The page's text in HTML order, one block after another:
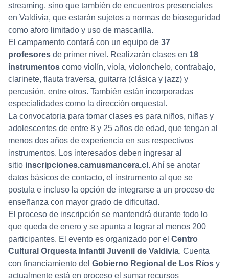
streaming, sino que también de encuentros presenciales
en Valdivia, que estarán sujetos a normas de bioseguridad
como aforo limitado y uso de mascarilla.
El campamento contará con un equipo de 37
profesores de primer nivel. Realizarán clases en 18
instrumentos como violín, viola, violonchelo, contrabajo,
clarinete, flauta traversa, guitarra (clásica y jazz) y
percusión, entre otros. También están incorporadas
especialidades como la dirección orquestal.
La convocatoria para tomar clases es para niños, niñas y
adolescentes de entre 8 y 25 años de edad, que tengan al
menos dos años de experiencia en sus respectivos
instrumentos. Los interesados deben ingresar al
sitio inscripciones.camusmancera.cl . Ahí se anotar
datos básicos de contacto, el instrumento al que se
postula e incluso la opción de integrarse a un proceso de
enseñanza con mayor grado de dificultad.
El proceso de inscripción se mantendrá durante todo lo
que queda de enero y se apunta a lograr al menos 200
participantes. El evento es organizado por el Centro
Cultural Orquesta Infantil Juvenil de Valdivia. Cuenta
con financiamiento del Gobierno Regional de Los Ríos y
actualmente está en proceso el sumar recursos